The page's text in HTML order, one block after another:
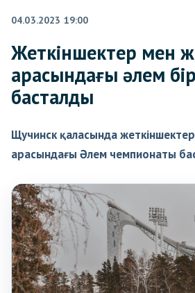
04.03.2023 19:00
Жеткіншектер мен
арасындағы әлем
басталды
Щучинск қаласында
арасындағы Әлем чемпионаты